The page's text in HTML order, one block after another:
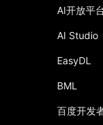
AI开放平
AI Studio
EasyDL
BML
百度开发